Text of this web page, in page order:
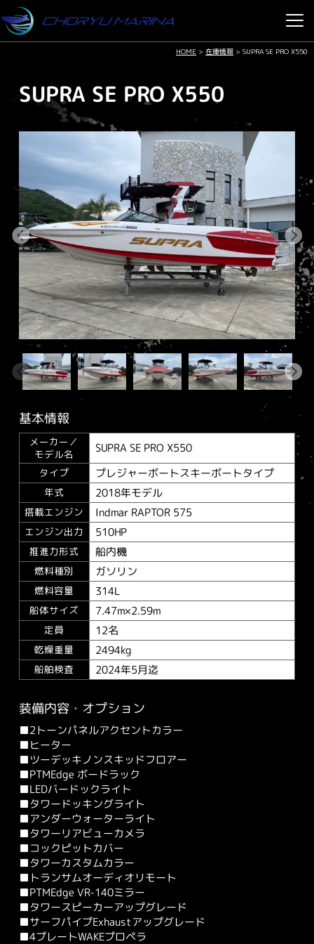
HOME > 在庫情報 >SUPRA SE PRO X550
SUPRA SE PRO X550
基本情報
メーカー／
モデル名
SUPRA SE PRO X550
タイプ プレジャーボートスキーボートタイプ
年式 2018年モデル
搭載エンジン Indmar RAPTOR 575
エンジン出力 510HP
推進力形式 船内機
燃料種別 ガソリン
燃料容量 314L
船体サイズ 7.47m×2.59m
定員 12名
乾燥重量 2494kg
船舶検査 2024年5月迄
装備内容・オプション
■2トーンパネルアクセントカラー
■ヒーター
■ツーデッキノンスキッドフロアー
■PTMEdge ボードラック
■LEDバードックライト
■タワードッキングライト
■アンダーウォーターライト
■タワーリアビューカメラ
■コックピットカバー
■タワーカスタムカラー
■トランサムオーディオリモート
■PTMEdge VR-140ミラー
■タワースピーカーアップグレード
■サーフパイプExhaustアップグレード
■4プレートWAKEプロペラ